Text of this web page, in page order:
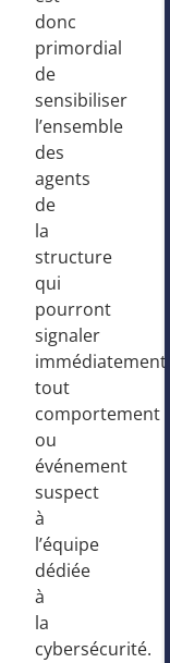
donc
primordial
de
sensibiliser
l’ensemble
des
agents
de
la
structure
qui
pourront
signaler
immédiatement
tout
comportement
ou
événement
suspect
à
l’équipe
dédiée
à
la
cybersécurité.